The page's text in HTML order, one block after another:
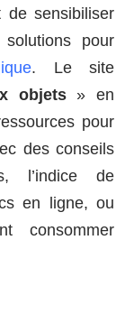
de sensibiliser
pour
. Le site
objets» en
pour
des conseils
l’indice de
en ligne, ou
consommer